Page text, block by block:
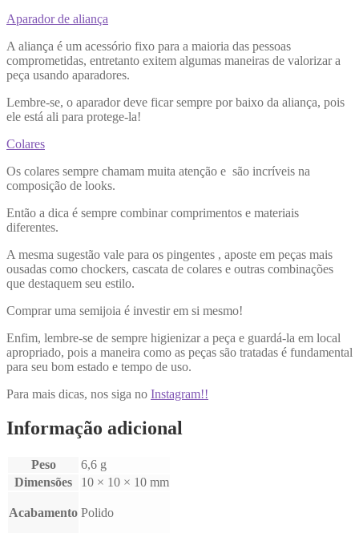
Aparador de aliança
A aliança é um acessório fixo para a maioria das pessoas
comprometidas, entretanto exitem algumas maneiras de valorizar a
peça usando aparadores.
Lembre-se, o aparador deve ficar sempre por baixo da aliança, pois
ele está ali para protege-la!
Colares
Os colares sempre chamam muita atenção e são incríveis na
composição de looks.
Então a dica é sempre combinar comprimentos e materiais
diferentes.
A mesma sugestão vale para os pingentes , aposte em peças mais
ousadas como chockers, cascata de colares e outras combinações
que destaquem seu estilo.
Comprar uma semijoia é investir em si mesmo!
Enfim, lembre-se de sempre higienizar a peça e guardá-la em local
apropriado, pois a maneira como as peças são tratadas é fundamental
para seu bom estado e tempo de uso.
Para mais dicas, nos siga no Instagram!!
Informação adicional
Peso
6,6 g
Dimensões
10 × 10 × 10 mm
Acabamento Polido